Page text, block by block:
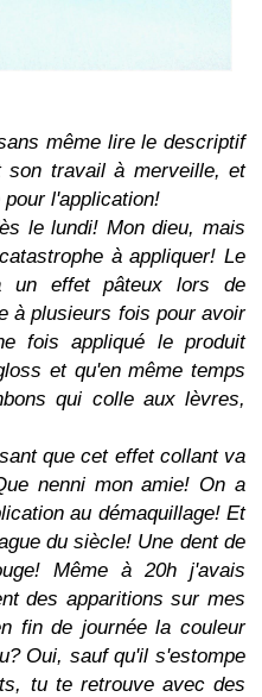
même lire le descriptif
son travail à merveille, et
l'application!
le lundi! Mon dieu, mais
à appliquer! Le
un effet pâteux lors de
à plusieurs fois pour avoir
fois appliqué le produit
et qu'en même temps
qui colle aux lèvres,
que cet effet collant va
nenni mon amie! On a
au démaquillage! Et
du siècle! Une dent de
Même à 20h j'avais
des apparitions sur mes
fin de journée la couleur
Oui, sauf qu'il s'estompe
tu te retrouve avec des